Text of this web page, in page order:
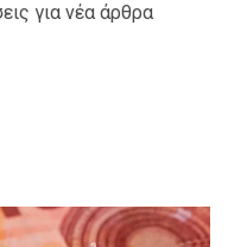
για νέα άρθρα